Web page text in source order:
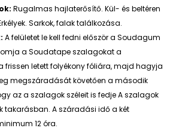
Rugalmas hajlaterősítő. Kül- és beltéren
Sarkok, falak találkozása.
A felületet le kell fedni először a Soudagum
a Soudatape szalagokat a
frissen letett folyékony fóliára, majd hagyja
megszáradását követően a második
az a szalagok széleit is fedje A szalagok
takarásban. A száradási idő a két
12 óra.